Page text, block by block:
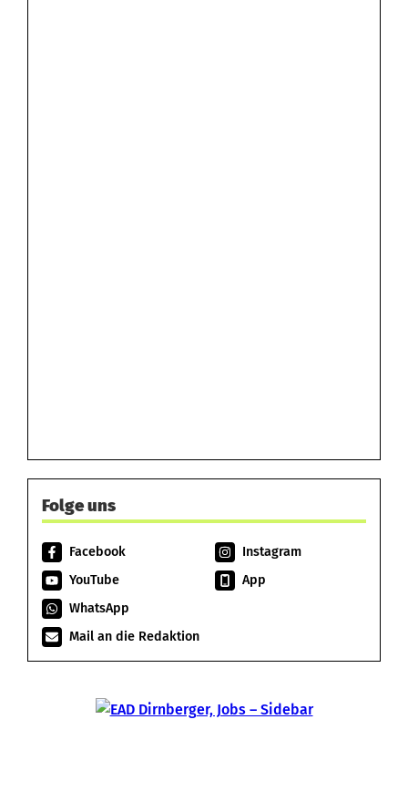
Folge uns
Facebook
Instagram
YouTube
App
WhatsApp
Mail an die Redaktion